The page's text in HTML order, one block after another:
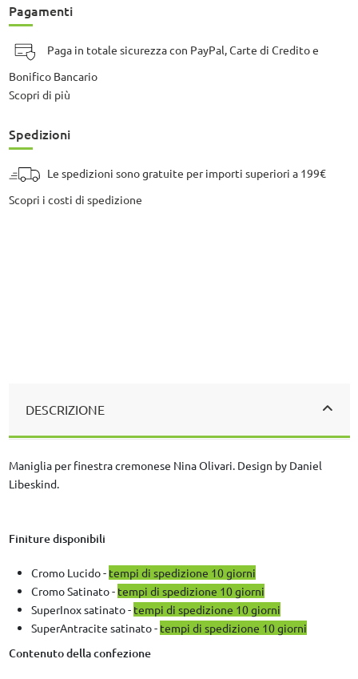
Pagamenti
Paga in totale sicurezza con PayPal, Carte di Credito e
Bonifico Bancario
Scopri di più
Spedizioni
Le spedizioni sono gratuite per importi superiori a 199€
Scopri i costi di spedizione
DESCRIZIONE
Maniglia per finestra cremonese Nina Olivari. Design by Daniel
Libeskind.
Finiture disponibili
Cromo Lucido - tempi di spedizione 10 giorni
Cromo Satinato - tempi di spedizione 10 giorni
SuperInox satinato - tempi di spedizione 10 giorni
SuperAntracite satinato - tempi di spedizione 10 giorni
Contenuto della confezione